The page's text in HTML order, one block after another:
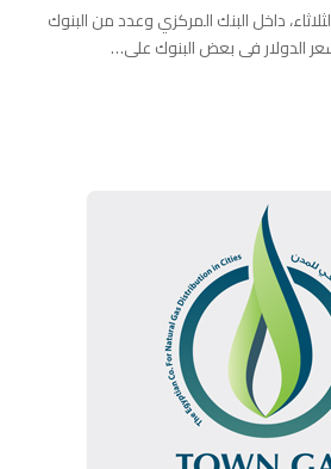
داخل البنك المركزي وعدد من البنوك
الدولار فى بعض البنوك على…